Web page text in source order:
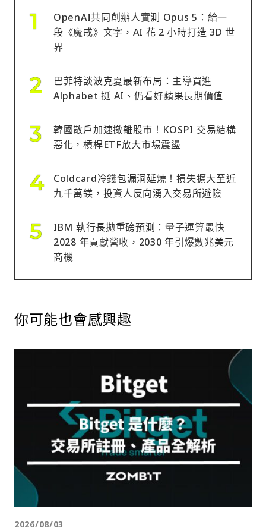
OpenAI共同創辦人實測 Opus 5：給一
段《魔戒》文字，AI 花 2 小時打造 3D 世
界
巴菲特談波克夏最新布局：主導買進
Alphabet 挺 AI、仍看好蘋果長期價值
韓國散戶加速撤離股市！KOSPI 交易結構
惡化，槓桿ETF放大市場震盪
Coldcard冷錢包漏洞延燒！損失擴大至近
九千萬鎂，投資人反向湧入交易所避險
IBM 執行長拋重磅預測：量子運算最快
2028 年貢獻營收，2030 年引爆數兆美元
商機
你可能也會感興趣
2026/08/03